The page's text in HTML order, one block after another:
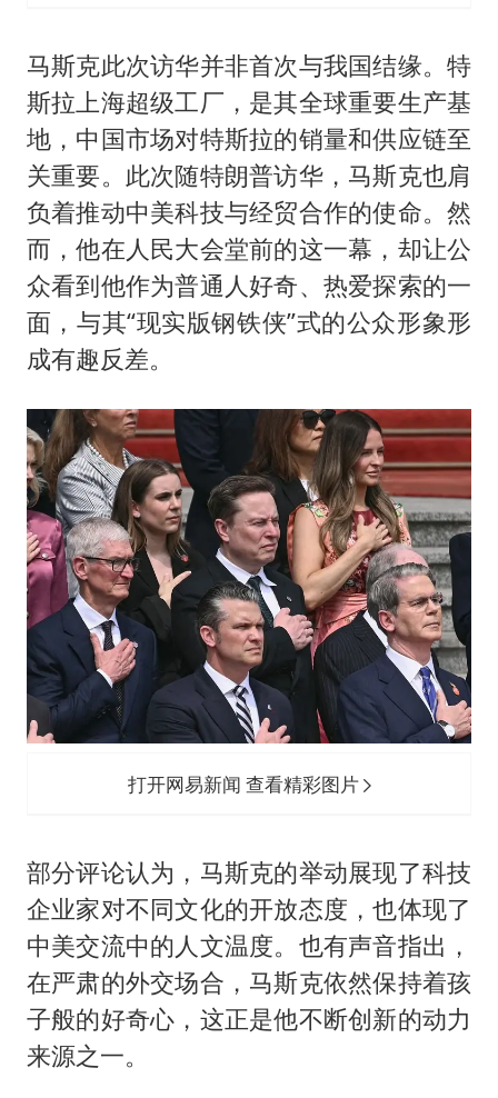
马斯克此次访华并非首次与我国结缘。特
斯拉上海超级工厂，是其全球重要生产基
地，中国市场对特斯拉的销量和供应链至
关重要。此次随特朗普访华，马斯克也肩
负着推动中美科技与经贸合作的使命。然
而，他在人民大会堂前的这一幕，却让公
众看到他作为普通人好奇、热爱探索的一
面，与其“现实版钢铁侠”式的公众形象形
成有趣反差。
打开网易新闻 查看精彩图片
部分评论认为，马斯克的举动展现了科技
企业家对不同文化的开放态度，也体现了
中美交流中的人文温度。也有声音指出，
在严肃的外交场合，马斯克依然保持着孩
子般的好奇心，这正是他不断创新的动力
来源之一。